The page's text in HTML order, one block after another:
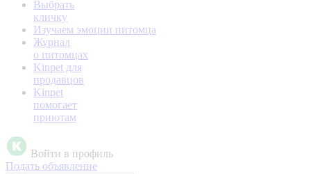
Выбрать
кличку
Изучаем эмоции питомца
Журнал
о питомцах
Kinpet для
продавцов
Kinpet
помогает
приютам
Войти в профиль
Подать объявление